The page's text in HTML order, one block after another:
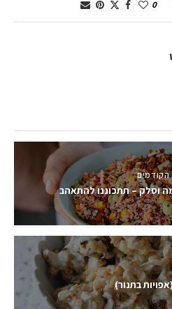
0
הקודמים
וסלק – תתכוננו להתאהב
בתנור)